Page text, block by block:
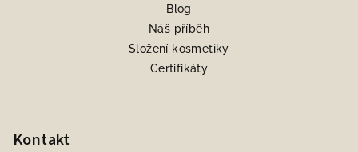
Blog
Náš příběh
Složení kosmetiky
Certifikáty
Kontakt